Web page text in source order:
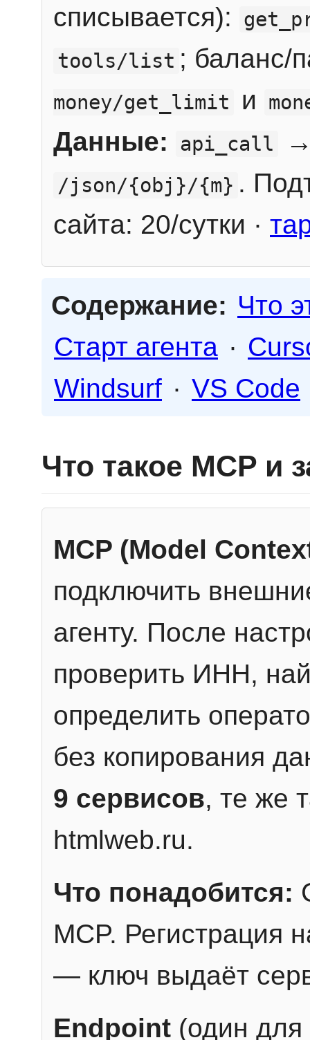
списывается):
tools/list ; баланс/
money/get_limit и
Данные: api_call
/json/{obj}/{m} .
сайта: 20/сутки ·
Содержание: Что
Старт агента ·
Windsurf · VS Code
Что такое MCP и
MCP (Model
подключить
агенту. После
проверить ИНН,
определить
без копирования
9 сервисов, те же
htmlweb.ru.
Что понадобится:
MCP. Регистрация
— ключ выдаёт
Endpoint (один для